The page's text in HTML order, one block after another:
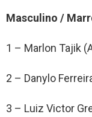
Masculino /
1 – Marlon Tajik
2 – Danylo
3 – Luiz Victor